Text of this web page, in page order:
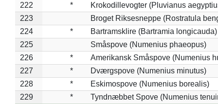
222
*
Krokodillevogter (Pluvianus
223
Broget Riksesneppe (Rostratula
224
*
Bartramsklire (Bartramia longicauda)
225
Småspove (Numenius phaeopus)
226
*
Amerikansk Småspove (Numenius
227
*
Dværgspove (Numenius minutus)
228
*
Eskimospove (Numenius borealis)
229
* Tyndnæbbet Spove (Numenius